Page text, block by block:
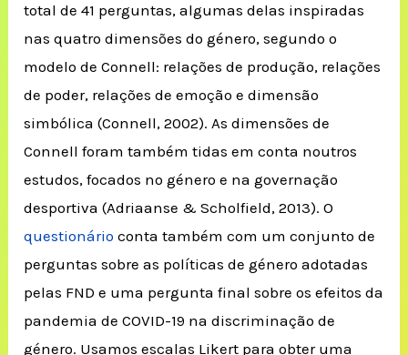
total de 41 perguntas, algumas delas inspiradas
nas quatro dimensões do género, segundo o
modelo de Connell: relações de produção, relações
de poder, relações de emoção e dimensão
simbólica (Connell, 2002). As dimensões de
Connell foram também tidas em conta noutros
estudos, focados no género e na governação
desportiva (Adriaanse & Scholfield, 2013). O
questionário conta também com um conjunto de
perguntas sobre as políticas de género adotadas
pelas FND e uma pergunta final sobre os efeitos da
pandemia de COVID-19 na discriminação de
género. Usamos escalas Likert para obter uma